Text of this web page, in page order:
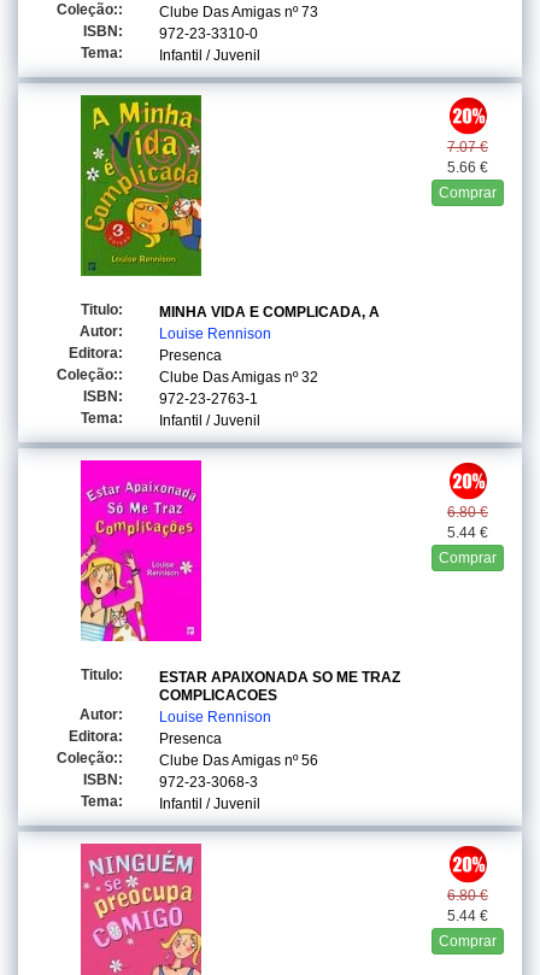
Coleção::
Clube Das Amigas nº 73
ISBN:
972-23-3310-0
Tema:
Infantil / Juvenil
7.07 €
5.66 €
Comprar
Titulo:
MINHA VIDA E COMPLICADA, A
Autor:
Louise Rennison
Editora:
Presenca
Coleção::
Clube Das Amigas nº 32
ISBN:
972-23-2763-1
Tema:
Infantil / Juvenil
6.80 €
5.44 €
Comprar
Titulo:
ESTAR APAIXONADA SO ME TRAZ
COMPLICACOES
Autor:
Louise Rennison
Editora:
Presenca
Coleção::
Clube Das Amigas nº 56
ISBN:
972-23-3068-3
Tema:
Infantil / Juvenil
6.80 €
5.44 €
Comprar